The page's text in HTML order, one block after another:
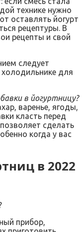
технике нужно
оставлять йогурт
рецептуры. В
рецепты и свой
следует
для
в йогуртницу?
варенье, ягоды,
класть перед
сделать
когда у вас
в 2022
прибор,